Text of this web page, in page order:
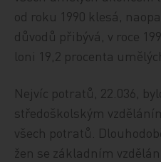
od roku 1990 klesá,
důvodů přibývá, v roce
loni 19,2 procenta
Nejvíc potratů, 22.036,
středoškolským
všech potratů.
žen se základním